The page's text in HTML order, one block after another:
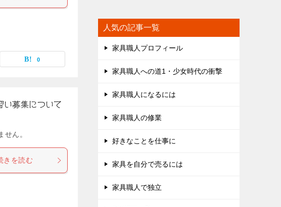
0
い募集について
ん。
きを読む
人気の記事一覧
家具職人プロフィール
家具職人への道1・少女時代の衝撃
家具職人になるには
家具職人の修業
好きなことを仕事に
家具を自分で売るには
家具職人で独立